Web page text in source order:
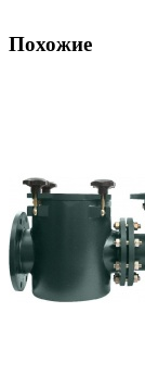
Похожие